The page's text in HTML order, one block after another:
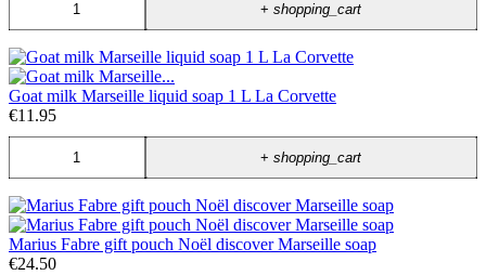
+shopping_cart
Goat milk Marseille liquid soap 1 L La Corvette
€11.95
+shopping_cart
Marius Fabre gift pouch Noël discover Marseille soap
€24.50